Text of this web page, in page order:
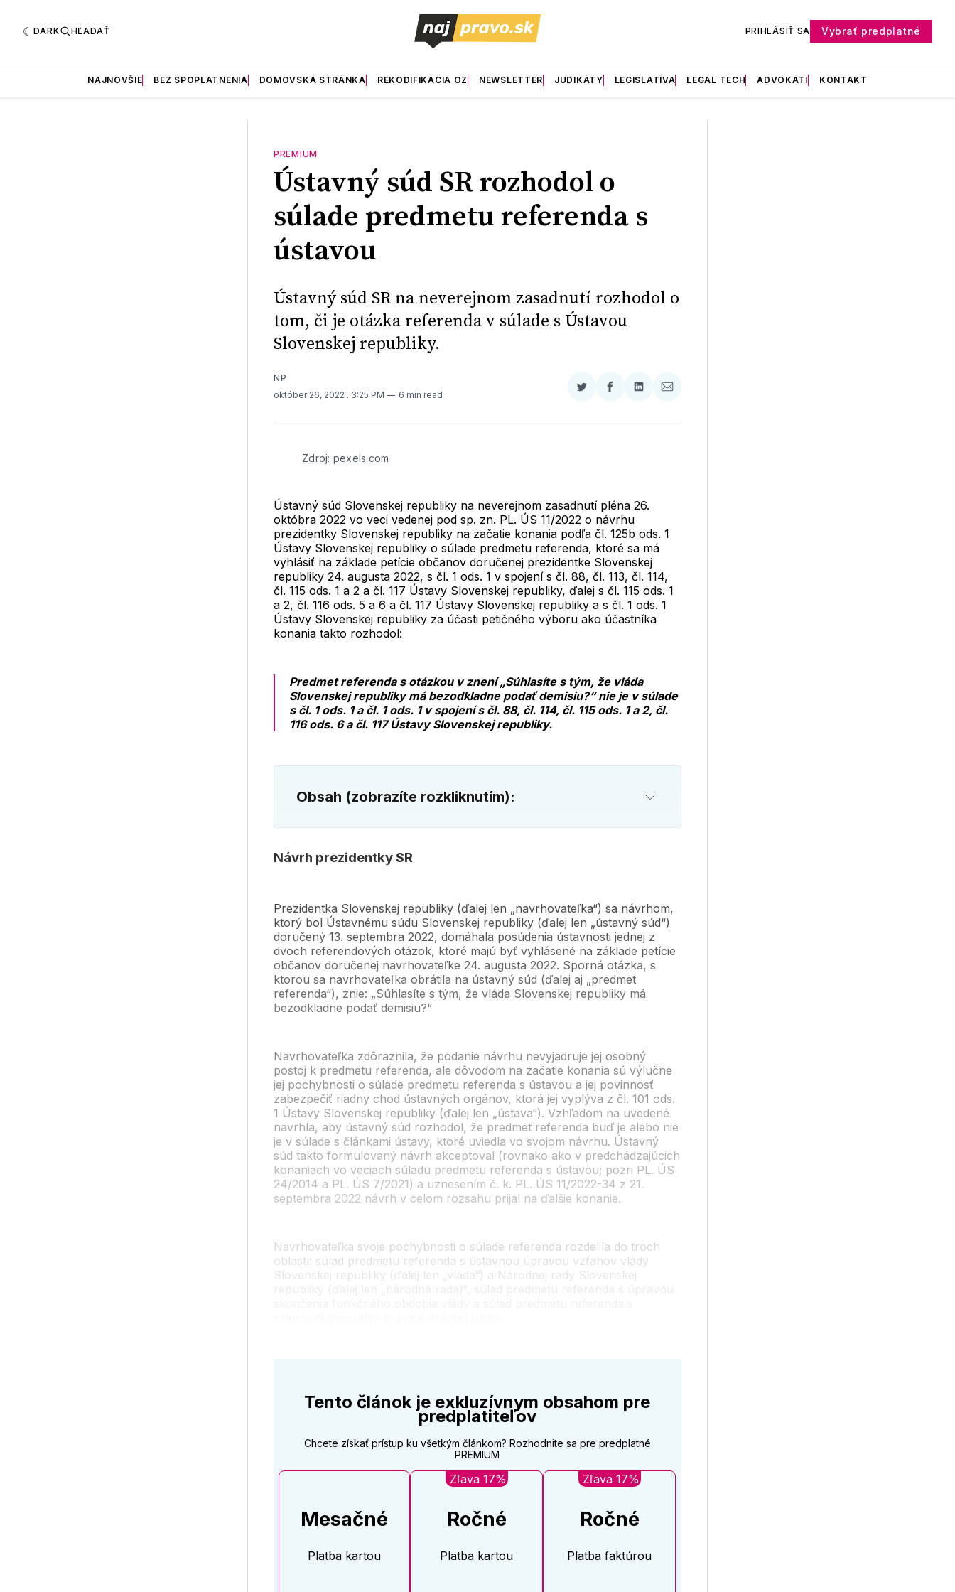
DARK HĽADAŤ PRIHLÁSIŤ SA Vybrať predplatné
NAJNOVŠIE BEZ SPOPLATNENIA DOMOVSKÁ STRÁNKA REKODIFIKÁCIA OZ NEWSLETTER JUDIKÁTY LEGISLATÍVA LEGAL TECH ADVOKÁTI KONTAKT
PREMIUM
Ústavný súd SR rozhodol o
súlade predmetu referenda s
ústavou
Ústavný súd SR na neverejnom zasadnutí rozhodol o
tom, či je otázka referenda v súlade s Ústavou
Slovenskej republiky.
NP
október 26, 2022 . 3:25 PM 6 min read
Zdieľať
Twitter
Zdieľať
Facebooku
Zdieľať
LinkedIne
Zdieľať
E-
Zdroj: pexels.com
Ústavný súd Slovenskej republiky na neverejnom zasadnutí pléna 26.
októbra 2022 vo veci vedenej pod sp. zn. PL. ÚS 11/2022 o návrhu
prezidentky Slovenskej republiky na začatie konania podľa čl. 125b ods. 1
Ústavy Slovenskej republiky o súlade predmetu referenda, ktoré sa má
vyhlásiť na základe petície občanov doručenej prezidentke Slovenskej
republiky 24. augusta 2022, s čl. 1 ods. 1 v spojení s čl. 88, čl. 113, čl. 114,
čl. 115 ods. 1 a 2 a čl. 117 Ústavy Slovenskej republiky, ďalej s čl. 115 ods. 1
a 2, čl. 116 ods. 5 a 6 a čl. 117 Ústavy Slovenskej republiky a s čl. 1 ods. 1
Ústavy Slovenskej republiky za účasti petičného výboru ako účastníka
konania takto rozhodol:
Predmet referenda s otázkou v znení „Súhlasíte s tým, že vláda
Slovenskej republiky má bezodkladne podať demisiu?“ nie je v súlade
s čl. 1 ods. 1 a čl. 1 ods. 1 v spojení s čl. 88, čl. 114, čl. 115 ods. 1 a 2, čl.
116 ods. 6 a čl. 117 Ústavy Slovenskej republiky.
Obsah (zobrazíte rozkliknutím):
Návrh prezidentky SR
Prezidentka Slovenskej republiky (ďalej len „navrhovateľka“) sa návrhom,
ktorý bol Ústavnému súdu Slovenskej republiky (ďalej len „ústavný súd“)
doručený 13. septembra 2022, domáhala posúdenia ústavnosti jednej z
dvoch referendových otázok, ktoré majú byť vyhlásené na základe petície
občanov doručenej navrhovateľke 24. augusta 2022. Sporná otázka, s
ktorou sa navrhovateľka obrátila na ústavný súd (ďalej aj „predmet
referenda“), znie: „Súhlasíte s tým, že vláda Slovenskej republiky má
bezodkladne podať demisiu?“
Navrhovateľka zdôraznila, že podanie návrhu nevyjadruje jej osobný
postoj k predmetu referenda, ale dôvodom na začatie konania sú výlučne
jej pochybnosti o súlade predmetu referenda s ústavou a jej povinnosť
zabezpečiť riadny chod ústavných orgánov, ktorá jej vyplýva z čl. 101 ods.
1 Ústavy Slovenskej republiky (ďalej len „ústava“). Vzhľadom na uvedené
navrhla, aby ústavný súd rozhodol, že predmet referenda buď je alebo nie
je v súlade s článkami ústavy, ktoré uviedla vo svojom návrhu. Ústavný
súd takto formulovaný návrh akceptoval (rovnako ako v predchádzajúcich
konaniach vo veciach súladu predmetu referenda s ústavou; pozri PL. ÚS
24/2014 a PL. ÚS 7/2021) a uznesením č. k. PL. ÚS 11/2022-34 z 21.
septembra 2022 návrh v celom rozsahu prijal na ďalšie konanie.
Navrhovateľka svoje pochybnosti o súlade referenda rozdelila do troch
oblastí: súlad predmetu referenda s ústavnou úpravou vzťahov vlády
Slovenskej republiky (ďalej len „vláda“) a Národnej rady Slovenskej
Tento článok je exkluzívnym obsahom pre
predplatiteľov
Chcete získať prístup ku všetkým článkom? Rozhodnite sa pre predplatné
PREMIUM
Mesačné
Platba kartou
Zľava 17%
Ročné
Platba kartou
Zľava 17%
Ročné
Platba faktúrou